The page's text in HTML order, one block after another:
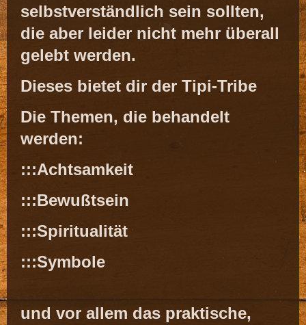
selbstverständlich sein sollten,
die aber leider nicht mehr überall
gelebt werden.
Dieses bietet dir der Tipi-Tribe
Die Themen, die behandelt
werden:
:::Achtsamkeit
:::Bewußtsein
:::Spiritualität
:::Symbole
und vor allem das praktische,